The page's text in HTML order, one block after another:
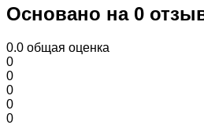
Основано на 0
0.0 общая оценка
0
0
0
0
0